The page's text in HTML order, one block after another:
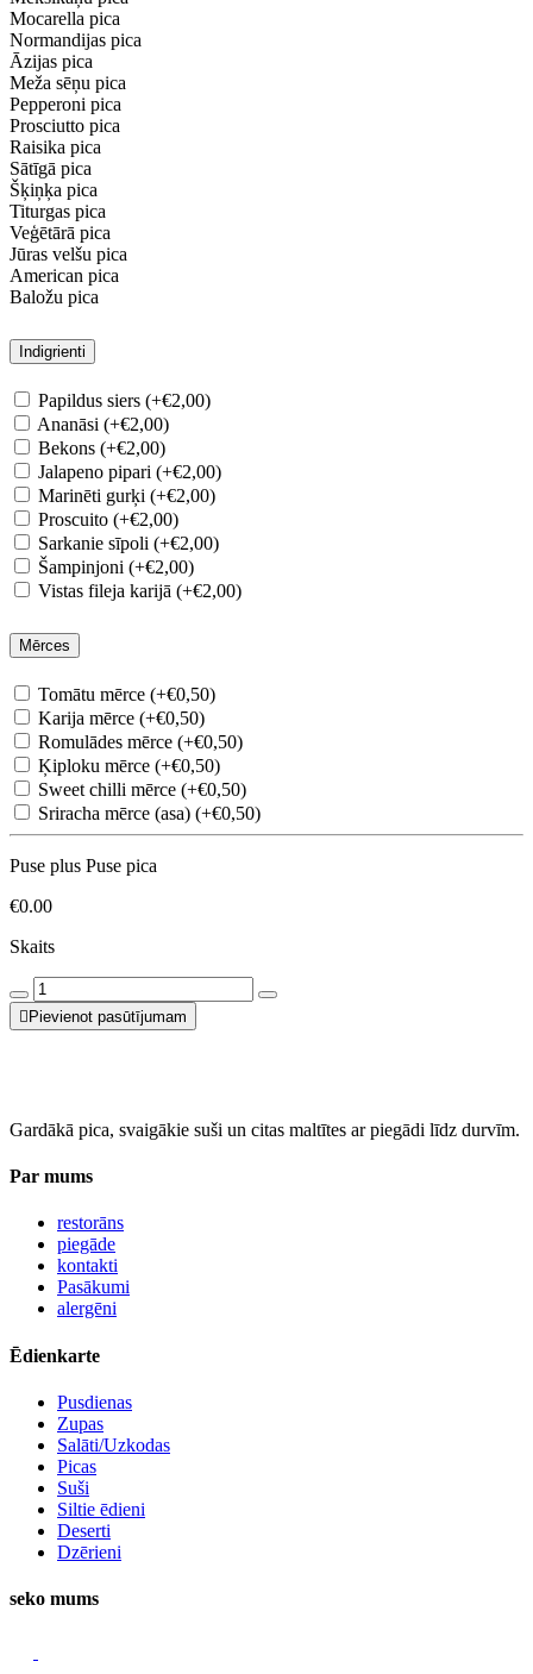
Mocarella pica
Normandijas pica
Āzijas pica
Meža sēņu pica
Pepperoni pica
Prosciutto pica
Raisika pica
Sātīgā pica
Šķiņķa pica
Titurgas pica
Veģētārā pica
Jūras velšu pica
American pica
Baložu pica
Indigrienti
Papildus siers (+€2,00)
Ananāsi (+€2,00)
Bekons (+€2,00)
Jalapeno pipari (+€2,00)
Marinēti gurķi (+€2,00)
Proscuito (+€2,00)
Sarkanie sīpoli (+€2,00)
Šampinjoni (+€2,00)
Vistas fileja karijā (+€2,00)
Mērces
Tomātu mērce (+€0,50)
Karija mērce (+€0,50)
Romulādes mērce (+€0,50)
Ķiploku mērce (+€0,50)
Sweet chilli mērce (+€0,50)
Sriracha mērce (asa) (+€0,50)
Puse plus Puse pica
€0.00
Skaits
Pievienot pasūtījumam
Gardākā pica, svaigākie suši un citas maltītes ar piegādi līdz durvīm.
Par mums
restorāns
piegāde
kontakti
Pasākumi
alergēni
Ēdienkarte
Pusdienas
Zupas
Salāti/Uzkodas
Picas
Suši
Siltie ēdieni
Deserti
Dzērieni
seko mums